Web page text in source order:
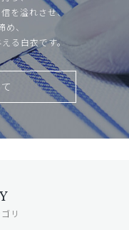
を溢れさせ、
、
る白衣です。
リ